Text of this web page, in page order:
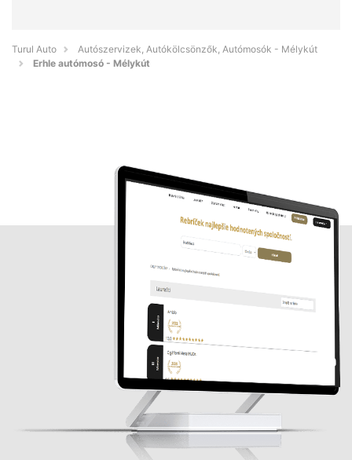
Turul Auto
Autószervizek, Autókölcsönzők, Autómosók - Mélykút
Erhle autómosó - Mélykút